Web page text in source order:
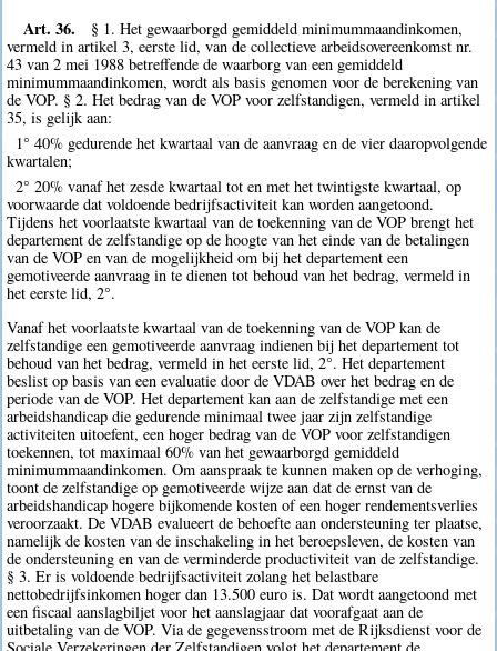
Art. 36.
§ 1. Het gewaarborgd gemiddeld minimummaandinkomen,
vermeld in artikel 3, eerste lid, van de collectieve arbeidsovereenkomst nr.
43 van 2 mei 1988 betreffende de waarborg van een gemiddeld
minimummaandinkomen, wordt als basis genomen voor de berekening van
de VOP. § 2. Het bedrag van de VOP voor zelfstandigen, vermeld in artikel
35, is gelijk aan:
1° 40% gedurende het kwartaal van de aanvraag en de vier daaropvolgende
kwartalen;
2° 20% vanaf het zesde kwartaal tot en met het twintigste kwartaal, op
voorwaarde dat voldoende bedrijfsactiviteit kan worden aangetoond.
Tijdens het voorlaatste kwartaal van de toekenning van de VOP brengt het
departement de zelfstandige op de hoogte van het einde van de betalingen
van de VOP en van de mogelijkheid om bij het departement een
gemotiveerde aanvraag in te dienen tot behoud van het bedrag, vermeld in
het eerste lid, 2°.
Vanaf het voorlaatste kwartaal van de toekenning van de VOP kan de
zelfstandige een gemotiveerde aanvraag indienen bij het departement tot
behoud van het bedrag, vermeld in het eerste lid, 2°. Het departement
beslist op basis van een evaluatie door de VDAB over het bedrag en de
periode van de VOP. Het departement kan aan de zelfstandige met een
arbeidshandicap die gedurende minimaal twee jaar zijn zelfstandige
activiteiten uitoefent, een hoger bedrag van de VOP voor zelfstandigen
toekennen, tot maximaal 60% van het gewaarborgd gemiddeld
minimummaandinkomen. Om aanspraak te kunnen maken op de verhoging,
toont de zelfstandige op gemotiveerde wijze aan dat de ernst van de
arbeidshandicap hogere bijkomende kosten of een hoger rendementsverlies
veroorzaakt. De VDAB evalueert de behoefte aan ondersteuning ter plaatse,
namelijk de kosten van de inschakeling in het beroepsleven, de kosten van
de ondersteuning en van de verminderde productiviteit van de zelfstandige.
§ 3. Er is voldoende bedrijfsactiviteit zolang het belastbare
nettobedrijfsinkomen hoger dan 13.500 euro is. Dat wordt aangetoond met
een fiscaal aanslagbiljet voor het aanslagjaar dat voorafgaat aan de
uitbetaling van de VOP. Via de gegevensstroom met de Rijksdienst voor de
Sociale Verzekeringen der Zelfstandigen volgt het departement de